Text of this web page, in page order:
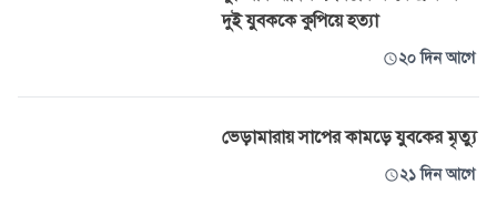
দুই যুবককে কুপিয়ে হত্যা
২০ দিন আগে
ভেড়ামারায় সাপের কামড়ে যুবকের মৃত্যু
২১ দিন আগে